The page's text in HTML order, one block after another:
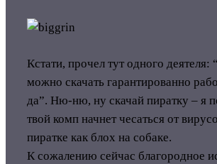
Кстати, прочел тут одного деятеля:
можно скачать гарантированно
да”. Ню-ню, ну скачай пиратку – я
твой комп начнет чесаться от
пиратке как блох на собаке.
К сожалению сейчас благородное